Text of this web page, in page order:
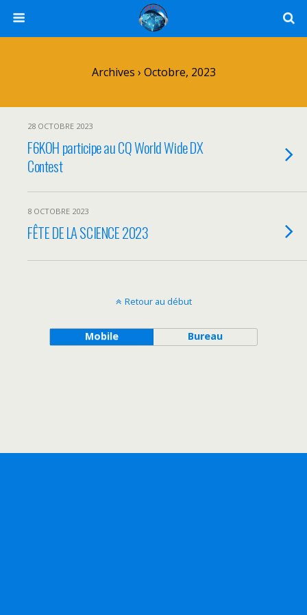
Archives › Octobre, 2023
28 OCTOBRE 2023
F6KOH participe au CQ World Wide DX
Contest
8 OCTOBRE 2023
FÊTE DE LA SCIENCE 2023
Retour au début
Mobile Bureau